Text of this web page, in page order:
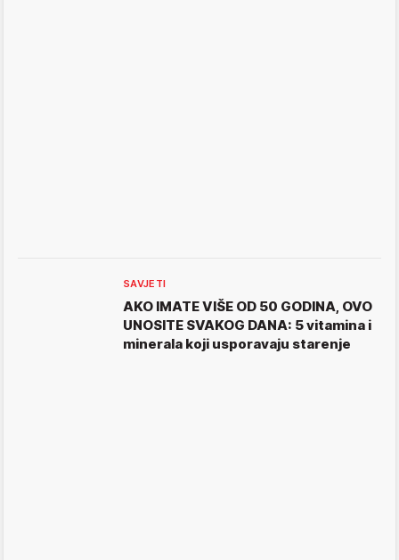
SAVJETI
AKO IMATE VIŠE OD 50 GODINA, OVO
UNOSITE SVAKOG DANA: 5 vitamina i
minerala koji usporavaju starenje